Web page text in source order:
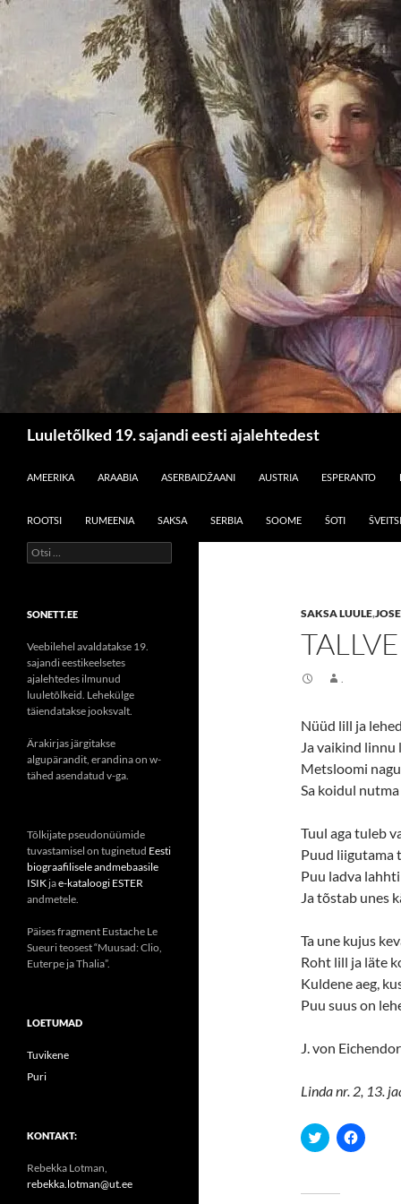
Luuletõlked 19. sajandi eesti ajalehtedest
AMEERIKA
ARAABIA ASERBAIDŽAANI AUSTRIA ESPERANTO
ROOTSI RUMEENIA SAKSA SERBIA SOOME ŠOTI ŠVEITSI
SAKSA LUULE,
.
Nüüd lill ja
Ja vaikind linnu
Metsloomi
Sa koidul
Tuul aga tuleb
Puud liigutama
Puu ladva lahhti
Ja tõstab unes
Ta une kujus
Roht lill ja läte
Kuldene aeg,
Puu suus on
J. von
Linda nr. 2, 13.
C
l
t
C
l
Otsi:
SONETT.EE
Veebilehel avaldatakse 19.
sajandi eestikeelsetes
ajalehtedes ilmunud
luuletõlkeid. Lehekülge
täiendatakse jooksvalt.
Ärakirjas järgitakse
algupärandit, erandina on w-
tähed asendatud v-ga.
Tõlkijate pseudonüümide
tuvastamisel on tuginetud Eesti
biograafilisele andmebaasile
ISIK jae-kataloogi ESTER
andmetele.
Päises fragment Eustache Le
Sueuri teosest “Muusad: Clio,
Euterpe ja Thalia”.
LOETUMAD
Tuvikene
Puri
KONTAKT:
Rebekka Lotman,
rebekka.lotman@ut.ee